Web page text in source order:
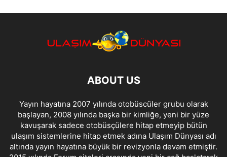
ABOUT US
Yayın hayatına 2007 yılında otobüscüler grubu olarak
başlayan, 2008 yılında başka bir kimliğe, yeni bir yüze
kavuşarak sadece otobüsçülere hitap etmeyip bütün
ulaşım sistemlerine hitap etmek adına Ulaşım Dünyası adı
altında yayın hayatına büyük bir revizyonla devam etmiştir.